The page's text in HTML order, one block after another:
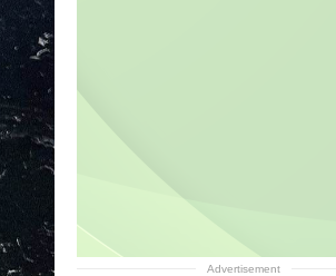
Advertisement